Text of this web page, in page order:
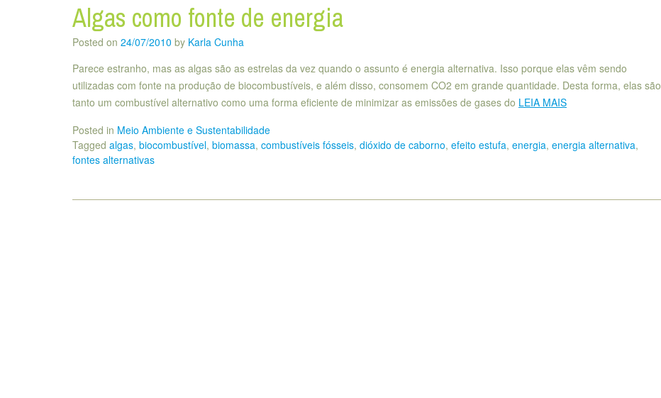
Algas como fonte de energia
Posted on 24/07/2010 by Karla Cunha
Parece estranho, mas as algas são as estrelas da vez quando o assunto é energia alternativa. Isso porque elas vêm sendo
utilizadas com fonte na produção de biocombustíveis, e além disso, consomem CO2 em grande quantidade. Desta forma, elas são
tanto um combustível alternativo como uma forma eficiente de minimizar as emissões de gases do LEIA MAIS
Posted in Meio Ambiente e Sustentabilidade
Tagged algas, biocombustível, biomassa, combustíveis fósseis, dióxido de caborno, efeito estufa, energia, energia alternativa,
fontes alternativas